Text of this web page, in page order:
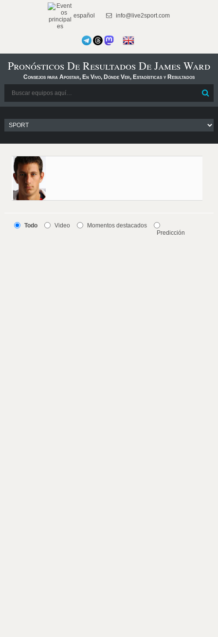
español info@live2sport.com
Pronósticos De Resultados De James Ward
Consejos para Apostar, En Vivo, Dónde Ver, Estadísticas y Resultados
Todo Video
Momentos destacados
Predicción